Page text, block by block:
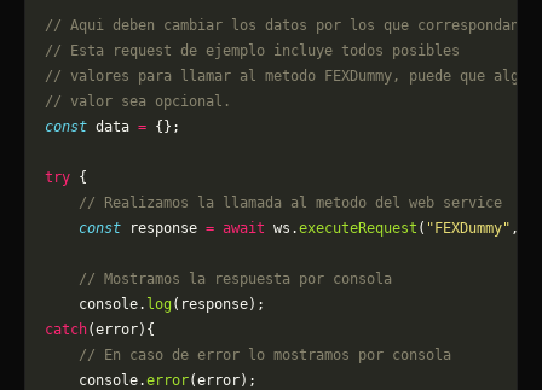
// Aqui deben cambiar los datos por los que correspondan.
// Esta request de ejemplo incluye todos posibles
// valores para llamar al metodo FEXDummy, puede que algun
// valor sea opcional.
const data = {};
try {
    // Realizamos la llamada al metodo del web service
    const
response = await ws.executeRequest ( "FEXDummy" ,
    // Mostramos la respuesta por consola
    console.
log (response);
catch(error){
    // En caso de error lo mostramos por consola
	console.
error(error);